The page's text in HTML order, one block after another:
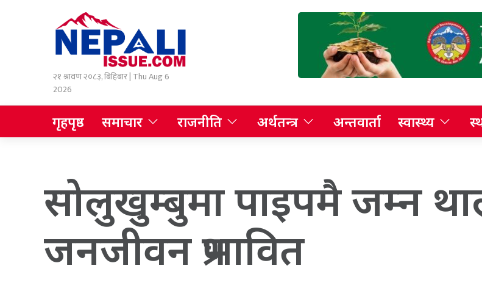
२१ श्रावण २०८३, बिहिबार | Thu Aug 6
2026
गृहपृष्ठ समाचार राजनीति अर्थतन्त्र अन्तवार्ता स्वास्थ्य
सोलुखुम्बुमा पाइपमै जम्न
जनजीवन प्रभावित